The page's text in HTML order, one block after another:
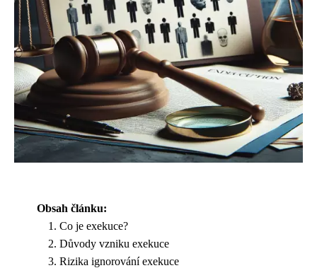
Obsah článku:
Co je exekuce?
Důvody vzniku exekuce
Rizika ignorování exekuce